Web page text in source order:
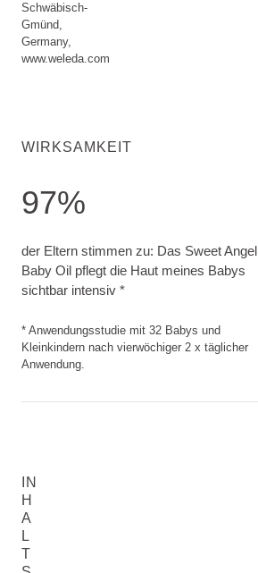
Schwäbisch-
Gmünd,
Germany,
www.weleda.com
WIRKSAMKEIT
97%
der Eltern stimmen zu: Das Sweet Angel
Baby Oil pflegt die Haut meines Babys
sichtbar intensiv *
* Anwendungsstudie mit 32 Babys und
Kleinkindern nach vierwöchiger 2 x täglicher
Anwendung.
IN
H
A
L
T